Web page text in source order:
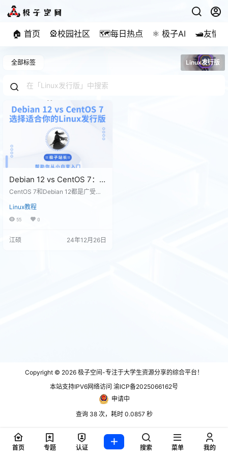
🏠 首页 🎡校园社区 🗺️每日热点 ⚛️ 极子AI 🛥️友情
全部标签 Linux发行版
Debian 12 vs CentOS 7：
选择更适合你需求的Linux发
CentOS 7和Debian 12都是广受欢
点，根据不同的使用场景，选择适
合的操作系统尤为重要。在推荐Deb
展动态。 CentOS 7及其挑战 生命
Linux教程
55 0
江硕 24年12月26日
Copyright © 2026 极子空间-专注于大学生资源分享的综合平台！
本站支持IPV6网络访问 渝ICP备2025066162号
申请中
查询 38 次，耗时 0.0857 秒
首页 专题 认证 搜索 菜单 我的